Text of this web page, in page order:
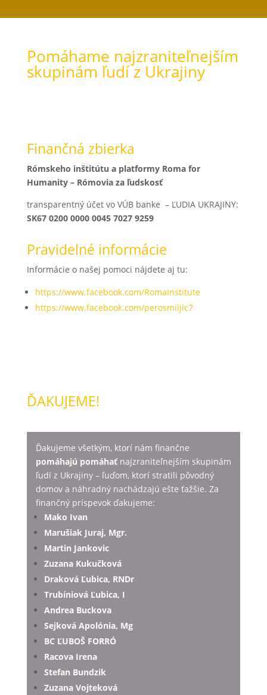
Pomáhame najzraniteľnejším
skupinám ľudí z Ukrajiny
Finančná zbierka
Rómskeho inštitútu a platformy Roma for
Humanity – Rómovia za ľudskosť
transparentný účet vo VÚB banke – ĽUDIA UKRAJINY:
SK67 0200 0000 0045 7027 9259
Pravidelné informácie
Informácie o našej pomoci nájdete aj tu:
https://www.facebook.com/RomaInstitute
https://www.facebook.com/perosmiljic7
ĎAKUJEME!
Ďakujeme všetkým, ktorí nám finančne
pomáhajú pomáhať najzraniteľnejším skupinám
ľudí z Ukrajiny – ľuďom, ktorí stratili pôvodný
domov a náhradný nachádzajú ešte ťažšie. Za
finančný príspevok ďakujeme:
Mako Ivan
Marušiak Juraj, Mgr.
Martin Jankovic
Zuzana Kukučková
Draková Ľubica, RNDr
Trubíniová Ľubica, I
Andrea Buckova
Sejková Apolónia, Mg
BC ĽUBOŠ FORRÓ
Racova Irena
Stefan Bundzik
Zuzana Vojteková